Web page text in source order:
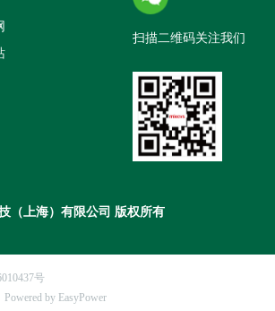
扫描二维码关注我们
（上海）有限公司 版权所有
号
by EasyPower